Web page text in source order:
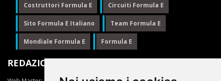
Costruttori Formula E Circuiti Formula E
Sito Formula E Italiano Team Formula E
Mondiale Formula E Formula E
REDAZIONE